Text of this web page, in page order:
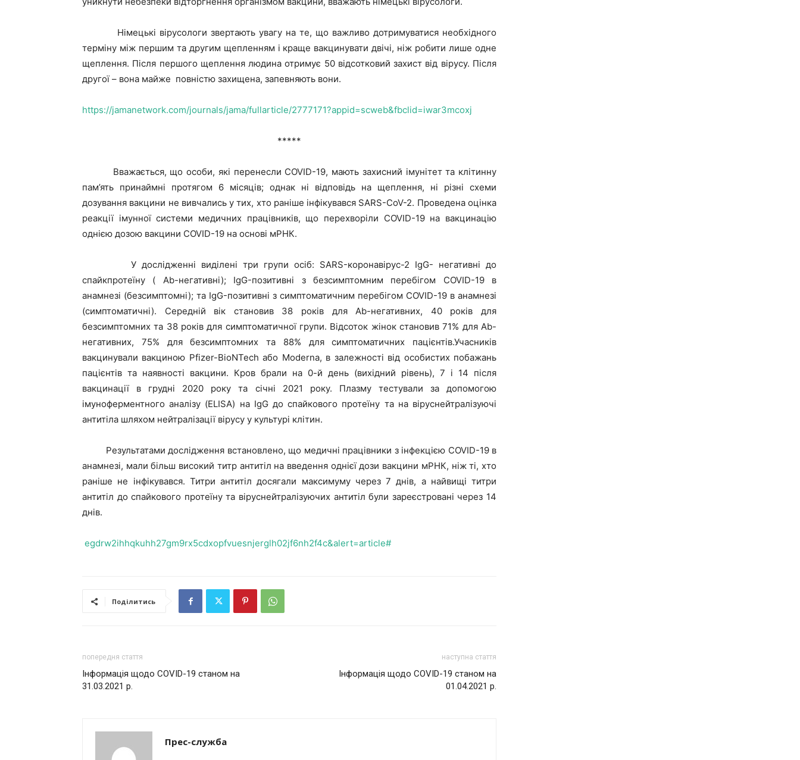
Німецькі вірусологи звертають увагу на те, що важливо дотримуватися необхідного
терміну між першим та другим щепленням і краще вакцинувати двічі, ніж робити лише одне
щеплення. Після першого щеплення людина отримує 50 відсотковий захист від вірусу. Після
другої – вона майже повністю захищена, запевняють вони.
https://jamanetwork.com/journals/jama/fullarticle/2777171?appid=scweb&fbclid=iwar3mcoxj
*****
Вважається, що особи, які перенесли COVID-19, мають захисний імунітет та клітинну
пам’ять принаймні протягом 6 місяців; однак ні відповідь на щеплення, ні різні схеми
дозування вакцини не вивчались у тих, хто раніше інфікувався SARS-CoV-2. Проведена оцінка
реакції імунної системи медичних працівників, що перехворіли COVID-19 на вакцинацію
однією дозою вакцини COVID-19 на основі мРНК.
У дослідженні виділені три групи осіб: SARS-коронавірус-2 IgG- негативні до
спайкпротеїну ( Ab-негативні); IgG-позитивні з безсимптомним перебігом COVID-19 в
анамнезі (безсимптомні); та IgG-позитивні з симптоматичним перебігом COVID-19 в анамнезі
(симптоматичні). Середній вік становив 38 років для Ab-негативних, 40 років для
безсимптомних та 38 років для симптоматичної групи. Відсоток жінок становив 71% для Ab-
негативних, 75% для безсимптомних та 88% для симптоматичних пацієнтів.Учасників
вакцинували вакциною Pfizer-BioNTech або Moderna, в залежності від особистих побажань
пацієнтів та наявності вакцини. Кров брали на 0-й день (вихідний рівень), 7 і 14 після
вакцинації в грудні 2020 року та січні 2021 року. Плазму тестували за допомогою
імуноферментного аналізу (ELISA) на IgG до спайкового протеїну та на віруснейтралізуючі
антитіла шляхом нейтралізації вірусу у культурі клітин.
Результатами дослідження встановлено, що медичні працівники з інфекцією COVID-19 в
анамнезі, мали більш високий титр антитіл на введення однієї дози вакцини мРНК, ніж ті, хто
раніше не інфікувався. Титри антитіл досягали максимуму через 7 днів, а найвищі титри
антитіл до спайкового протеїну та віруснейтралізуючих антитіл були зареєстровані через 14
днів.
egdrw2ihhqkuhh27gm9rx5cdxopfvuesnjerglh02jf6nh2f4c&alert=article#
Поділитись
попередня стаття
Інформація щодо COVID-19 станом на
31.03.2021 р.
наступна стаття
Інформація щодо COVID-19 станом на
01.04.2021 р.
Прес-служба